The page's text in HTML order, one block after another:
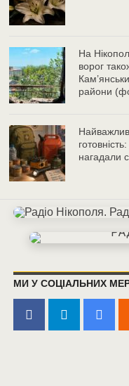
На
ворог
райони
нагадали
МИ У СОЦІАЛЬНИХ